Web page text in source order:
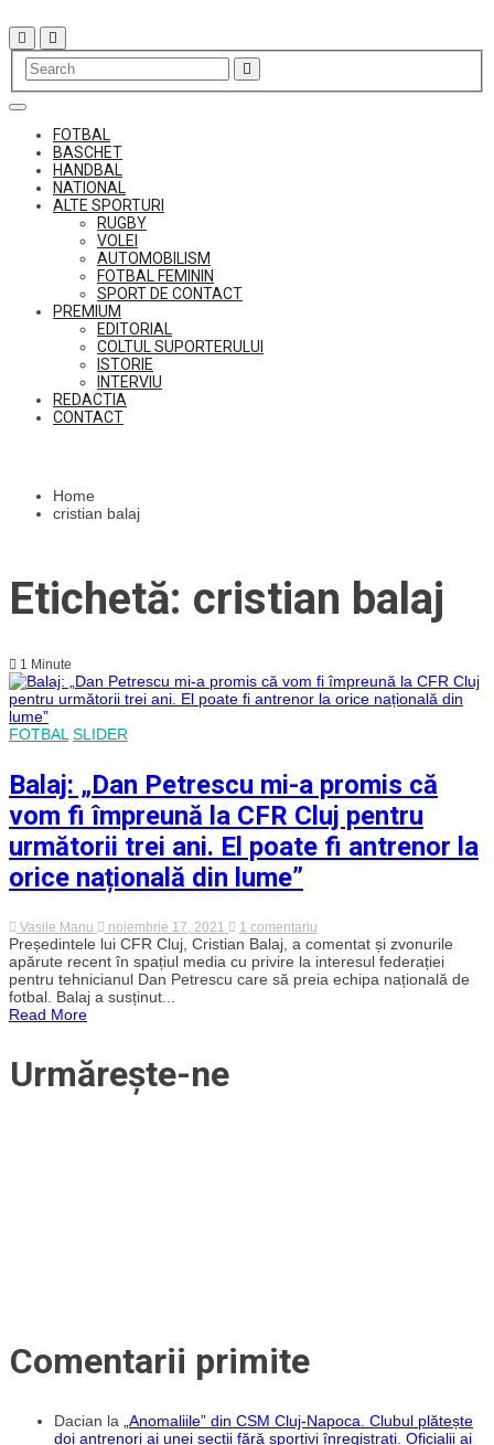
to
content
FOTBAL
BASCHET
HANDBAL
NATIONAL
ALTE SPORTURI
RUGBY
VOLEI
AUTOMOBILISM
FOTBAL FEMININ
SPORT DE CONTACT
PREMIUM
EDITORIAL
COLTUL SUPORTERULUI
ISTORIE
INTERVIU
REDACTIA
CONTACT
Home
cristian balaj
Etichetă: cristian balaj
1 Minute
FOTBAL SLIDER
Balaj: „Dan Petrescu mi-a promis că
vom fi împreună la CFR Cluj pentru
următorii trei ani. El poate fi antrenor la
orice națională din lume”
Vasile Manu noiembrie 17, 2021 1 comentariu
Balaj:
„Dan
Petrescu
mi-
Președintele lui CFR Cluj, Cristian Balaj, a comentat și zvonurile
apărute recent în spațiul media cu privire la interesul federației
pentru tehnicianul Dan Petrescu care să preia echipa națională de
fotbal. Balaj a susținut...
Read More
Urmărește-ne
Comentarii primite
Dacian la
„Anomaliile” din CSM Cluj-Napoca. Clubul plătește
doi antrenori ai unei secții fără sportivi înregistrați. Oficialii ai